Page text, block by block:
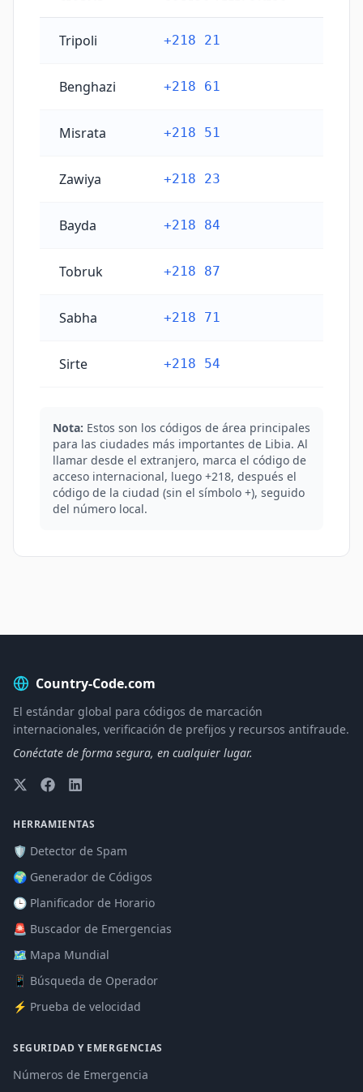
Tripoli +218 21
Benghazi +218 61
Misrata +218 51
Zawiya +218 23
Bayda +218 84
Tobruk +218 87
Sabha +218 71
Sirte +218 54
Nota: Estos son los códigos de área principales
para las ciudades más importantes de Libia. Al
llamar desde el extranjero, marca el código de
acceso internacional, luego +218, después el
código de la ciudad (sin el símbolo +), seguido
del número local.
Country-Code.com
El estándar global para códigos de marcación
internacionales, verificación de prefijos y recursos antifraude.
Conéctate de forma segura, en cualquier lugar.
HERRAMIENTAS
🛡️ Detector de Spam
🌍 Generador de Códigos
🕒 Planificador de Horario
🚨 Buscador de Emergencias
🗺️ Mapa Mundial
📱 Búsqueda de Operador
⚡ Prueba de velocidad
SEGURIDAD Y EMERGENCIAS
Números de Emergencia